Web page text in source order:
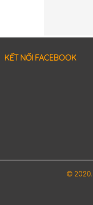
KẾT NỐI FACEBOOK
©